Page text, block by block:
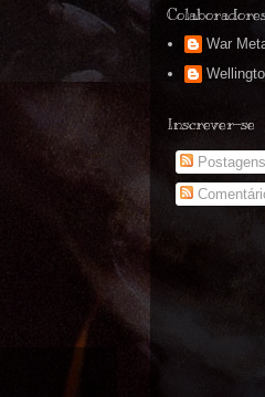
War
Inscrever-se
Postagens